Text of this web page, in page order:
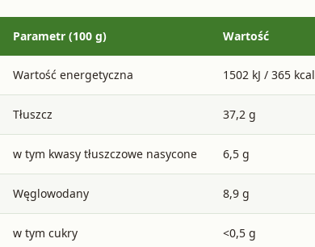
Parametr (100 g) Wartość
Wartość energetyczna 1502 kJ / 365 kcal
Tłuszcz 37,2 g
w tym kwasy tłuszczowe nasycone 6,5 g
Węglowodany 8,9 g
w tym cukry <0,5 g